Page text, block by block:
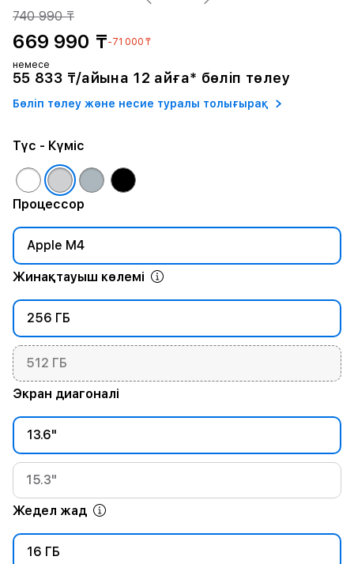
740 990 ₸
669 990 ₸-71 000 ₸
немесе
55 833 ₸/айына 12 айға* бөліп төлеу
Бөліп төлеу және несие туралы толығырақ
Процессор
Apple M4
Жинақтауыш көлемі
256 ГБ
512 ГБ
Экран диагоналі
13.6"
15.3"
Түс - Күміс
Жедел жад
16 ГБ